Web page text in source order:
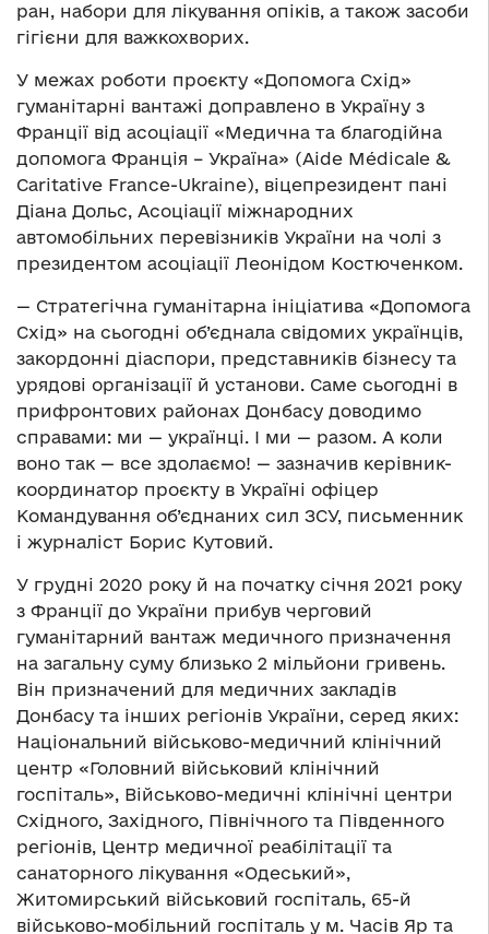
ран, набори для лікування опіків, а також засоби
гігієни для важкохворих.
У межах роботи проєкту «Допомога Схід»
гуманітарні вантажі доправлено в Україну з
Франції від асоціації «Медична та благодійна
допомога Франція – Україна» (Aide Médicale &
Caritative France-Ukrainе), віцепрезидент пані
Діана Дольс, Асоціації міжнародних
автомобільних перевізників України на чолі з
президентом асоціації Леонідом Костюченком.
— Стратегічна гуманітарна ініціатива «Допомога
Схід» на сьогодні об’єднала свідомих українців,
закордонні діаспори, представників бізнесу та
урядові організації й установи. Саме сьогодні в
прифронтових районах Донбасу доводимо
справами: ми — українці. І ми — разом. А коли
воно так — все здолаємо! — зазначив керівник-
координатор проєкту в Україні офіцер
Командування об’єднаних сил ЗСУ, письменник
і журналіст Борис Кутовий.
У грудні 2020 року й на початку січня 2021 року
з Франції до України прибув черговий
гуманітарний вантаж медичного призначення
на загальну суму близько 2 мільйони гривень.
Він призначений для медичних закладів
Донбасу та інших регіонів України, серед яких:
Національний військово-медичний клінічний
центр «Головний військовий клінічний
госпіталь», Військово-медичні клінічні центри
Східного, Західного, Північного та Південного
регіонів, Центр медичної реабілітації та
санаторного лікування «Одеський»,
Житомирський військовий госпіталь, 65-й
військово-мобільний госпіталь у м. Часів Яр та